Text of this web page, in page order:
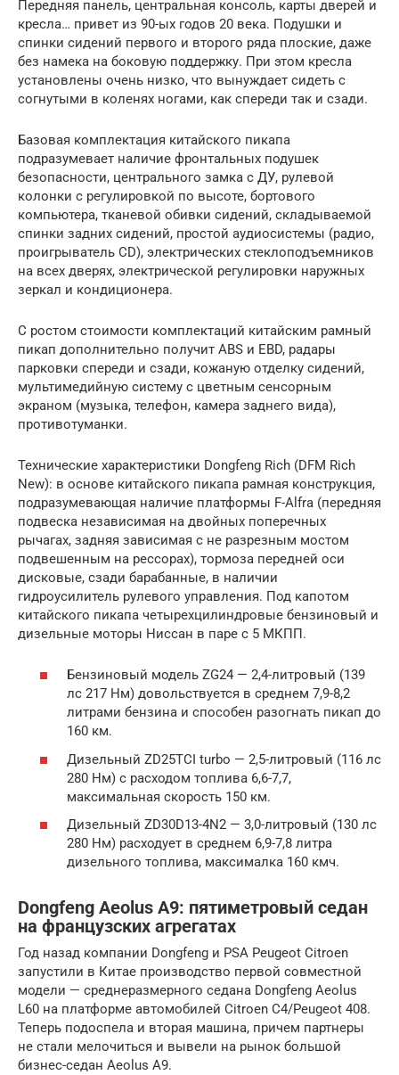
Передняя панель, центральная консоль, карты дверей и
кресла… привет из 90-ых годов 20 века. Подушки и
спинки сидений первого и второго ряда плоские, даже
без намека на боковую поддержку. При этом кресла
установлены очень низко, что вынуждает сидеть с
согнутыми в коленях ногами, как спереди так и сзади.
Базовая комплектация китайского пикапа
подразумевает наличие фронтальных подушек
безопасности, центрального замка с ДУ, рулевой
колонки с регулировкой по высоте, бортового
компьютера, тканевой обивки сидений, складываемой
спинки задних сидений, простой аудиосистемы (радио,
проигрыватель CD), электрических стеклоподъемников
на всех дверях, электрической регулировки наружных
зеркал и кондиционера.
С ростом стоимости комплектаций китайским рамный
пикап дополнительно получит ABS и EBD, радары
парковки спереди и сзади, кожаную отделку сидений,
мультимедийную систему с цветным сенсорным
экраном (музыка, телефон, камера заднего вида),
противотуманки.
Технические характеристики Dongfeng Rich (DFM Rich
New): в основе китайского пикапа рамная конструкция,
подразумевающая наличие платформы F-Alfra (передняя
подвеска независимая на двойных поперечных
рычагах, задняя зависимая с не разрезным мостом
подвешенным на рессорах), тормоза передней оси
дисковые, сзади барабанные, в наличии
гидроусилитель рулевого управления. Под капотом
китайского пикапа четырехцилиндровые бензиновый и
дизельные моторы Ниссан в паре с 5 МКПП.
Бензиновый модель ZG24 — 2,4-литровый (139
лс 217 Нм) довольствуется в среднем 7,9-8,2
литрами бензина и способен разогнать пикап до
160 км.
Дизельный ZD25TCI turbo — 2,5-литровый (116 лс
280 Нм) с расходом топлива 6,6-7,7,
максимальная скорость 150 км.
Дизельный ZD30D13-4N2 — 3,0-литровый (130 лс
280 Нм) расходует в среднем 6,9-7,8 литра
дизельного топлива, максималка 160 кмч.
Dongfeng Aeolus A9: пятиметровый седан
на французских агрегатах
Год назад компании Dongfeng и PSA Peugeot Citroen
запустили в Китае производство первой совместной
модели — среднеразмерного седана Dongfeng Aeolus
L60 на платформе автомобилей Citroen C4/Peugeot 408.
Теперь подоспела и вторая машина, причем партнеры
не стали мелочиться и вывели на рынок большой
бизнес-седан Aeolus A9.